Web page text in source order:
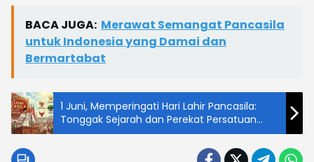
BACA JUGA: Merawat Semangat Pancasila
untuk Indonesia yang Damai dan
Bermartabat
1 Juni, Memperingati Hari Lahir Pancasila:
Tonggak Sejarah dan Perekat Persatuan
Bangsa